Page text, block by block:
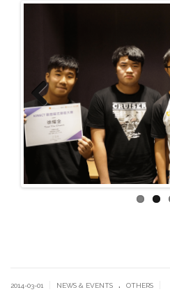
Previous
2014-03-01 NEWS & EVENTS . OTHERS